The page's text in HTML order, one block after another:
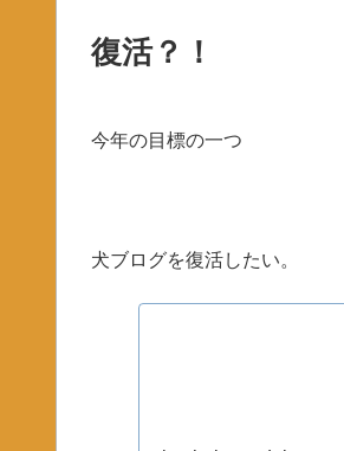
復活？！
今年の目標の一つ
犬ブログを復活したい。